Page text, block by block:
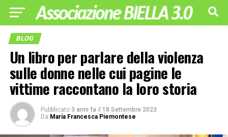
BLOG
Un libro per parlare della violenza
sulle donne nelle cui pagine le
vittime raccontano la loro storia
Pubblicato 3 anni fa il 18 Settembre 2023
Da Maria Francesca Piemontese